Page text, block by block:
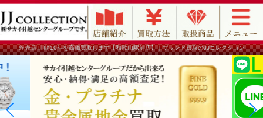
終売品 山崎10年を高価買取します【和歌山駅前店】｜ブランド買取のJJコレクション